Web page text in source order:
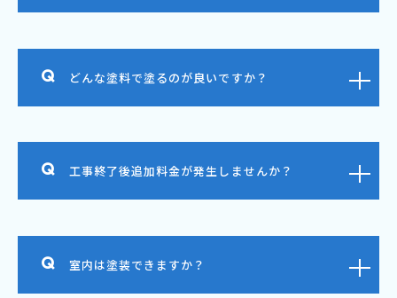
どんな塗料で塗るのが良いですか？
工事終了後追加料金が発生しませんか？
室内は塗装できますか？